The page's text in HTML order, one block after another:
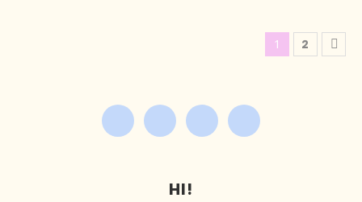
1 2
HI!